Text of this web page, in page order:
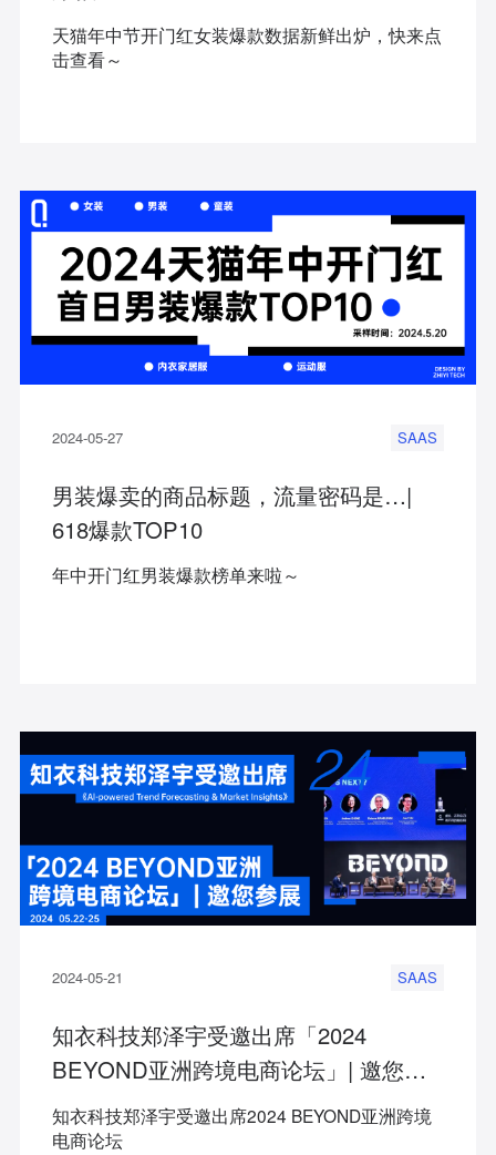
天猫年中节开门红女装爆款数据新鲜出炉，快来点
击查看～
2024-05-27 SAAS
男装爆卖的商品标题，流量密码是…|
618爆款TOP10
年中开门红男装爆款榜单来啦～
2024-05-21 SAAS
知衣科技郑泽宇受邀出席「2024
BEYOND亚洲跨境电商论坛」| 邀您参
展
知衣科技郑泽宇受邀出席2024 BEYOND亚洲跨境
电商论坛